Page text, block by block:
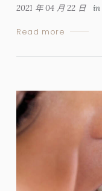
2021 年 04 月 22 日 in
Read more